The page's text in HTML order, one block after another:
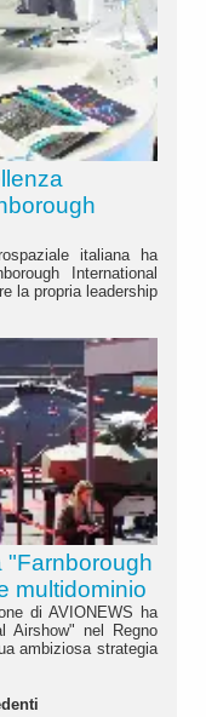
italiana ha
International
la propria leadership
"Farnborough
multidominio
di AVIONEWS ha
Airshow" nel Regno
ambiziosa strategia